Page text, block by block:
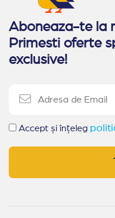
Aboneaza-te la
Primesti oferte
exclusive!
Accept și înțeleg